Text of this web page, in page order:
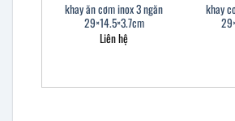
khay ăn cơm inox 3 ngăn
29×14.5×3.7cm
Liên hệ
khay